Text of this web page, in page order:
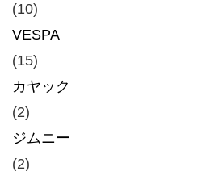
(10)
VESPA
(15)
カヤック
(2)
ジムニー
(2)